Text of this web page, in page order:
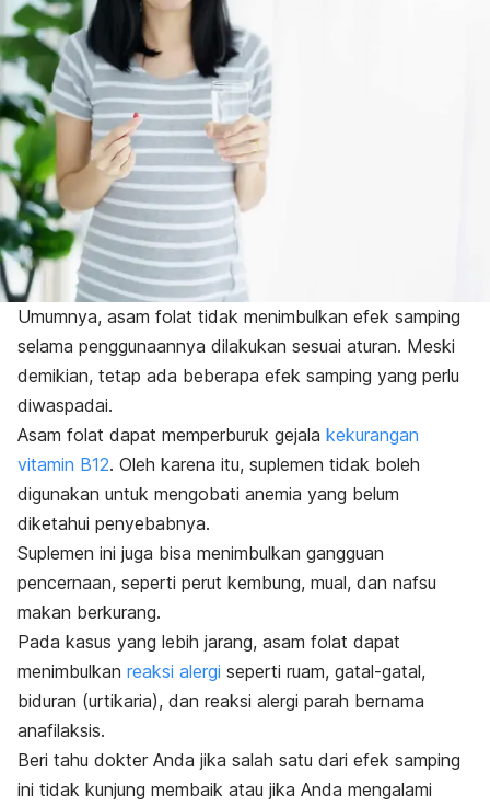
Umumnya, asam folat tidak menimbulkan efek samping
selama penggunaannya dilakukan sesuai aturan. Meski
demikian, tetap ada beberapa efek samping yang perlu
diwaspadai.
Asam folat dapat memperburuk gejala kekurangan
vitamin B12. Oleh karena itu, suplemen tidak boleh
digunakan untuk mengobati anemia yang belum
diketahui penyebabnya.
Suplemen ini juga bisa menimbulkan gangguan
pencernaan, seperti perut kembung, mual, dan nafsu
makan berkurang.
Pada kasus yang lebih jarang, asam folat dapat
menimbulkan reaksi alergi seperti ruam, gatal-gatal,
biduran (urtikaria), dan reaksi alergi parah bernama
anafilaksis.
Beri tahu dokter Anda jika salah satu dari efek samping
ini tidak kunjung membaik atau jika Anda mengalami